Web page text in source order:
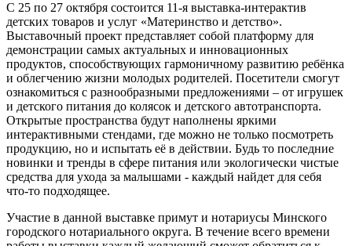
С 25 по 27 октября состоится 11-я выставка-интерактив
детских товаров и услуг «Материнство и детство».
Выставочный проект представляет собой платформу для
демонстрации самых актуальных и инновационных
продуктов, способствующих гармоничному развитию ребёнка
и облегчению жизни молодых родителей. Посетители смогут
ознакомиться с разнообразными предложениями – от игрушек
и детского питания до колясок и детского автотранспорта.
Открытые пространства будут наполнены яркими
интерактивными стендами, где можно не только посмотреть
продукцию, но и испытать её в действии. Будь то последние
новинки и тренды в сфере питания или экологически чистые
средства для ухода за малышами - каждый найдет для себя
что-то подходящее.
Участие в данной выставке примут и нотариусы Минского
городского нотариального округа. В течение всего времени